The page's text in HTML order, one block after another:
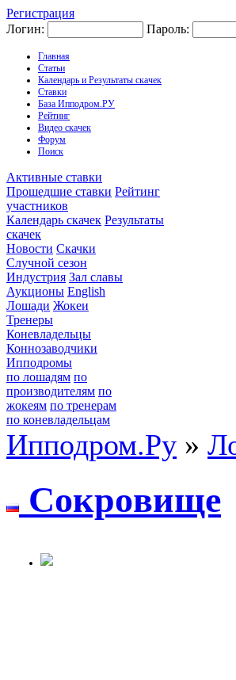
Регистрация
Логин:
Пароль:
Главная
Статьи
Календарь и Результаты скачек
Ставки
База Ипподром.РУ
Рейтинг
Видео скачек
Форум
Поиск
Активные ставки
Прошедшие ставки Рейтинг
участников
Календарь скачек Результаты
скачек
Новости Скачки
Случной сезон
Индустрия Зал славы
Аукционы English
Лошади Жокеи
Тренеры
Коневладельцы
Коннозаводчики
Ипподромы
по лошадям по
производителям по
жокеям по тренерам
по коневладельцам
Ипподром.Ру »
Coкpoвищe